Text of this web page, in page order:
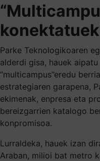
Parke Teknologikoaren
alderdi gisa, hauek
“multicampus”eredu
estrategiaren garapena,
ekimenak, enpresa eta
bereizgarrien katalogo
konpromisoa.
Lurraldeka, hauek izan
Araban, milioi bat metro